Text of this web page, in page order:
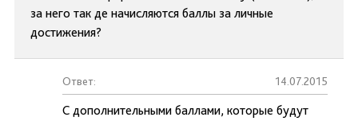
за него так де начисляются баллы за личные
достижения?
Ответ: 14.07.2015
С дополнительными баллами, которые будут